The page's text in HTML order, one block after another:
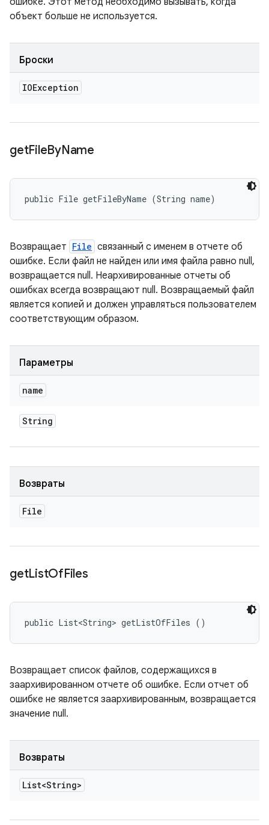
объект больше не используется.
Броски
IOException
getFileByName
public File getFileByName (String name)
Возвращает File связанный с именем в отчете об
ошибке. Если файл не найден или имя файла равно null,
возвращается null. Неархивированные отчеты об
ошибках всегда возвращают null. Возвращаемый файл
является копией и должен управляться пользователем
соответствующим образом.
Параметры
name
String
Возвраты
File
getListOfFiles
public List<String> getListOfFiles ()
Возвращает список файлов, содержащихся в
заархивированном отчете об ошибке. Если отчет об
ошибке не является заархивированным, возвращается
значение null.
Возвраты
List<String>